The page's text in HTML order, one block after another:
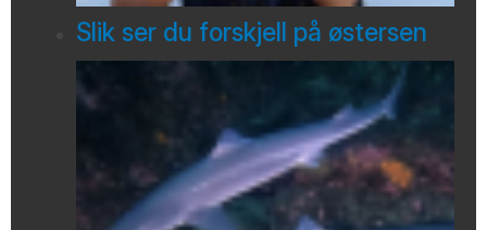
Slik ser du forskjell på østersen